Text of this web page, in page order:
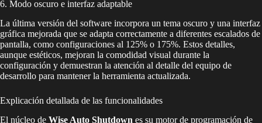
6. Modo oscuro e interfaz adaptable
La última versión del software incorpora un tema oscuro y una interfaz
gráfica mejorada que se adapta correctamente a diferentes escalados de
pantalla, como configuraciones al 125% o 175%. Estos detalles,
aunque estéticos, mejoran la comodidad visual durante la
configuración y demuestran la atención al detalle del equipo de
desarrollo para mantener la herramienta actualizada.
Explicación detallada de las funcionalidades
El núcleo de Wise Auto Shutdown es su motor de programación de